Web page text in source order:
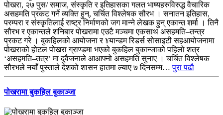
पोखरा, २७ पुस/ समाज, संस्कृति र इतिहासका गलत भाष्यहरुविरुद्ध वैचारिक
असहमति प्रकट गर्ने व्यक्ति हुन्, चर्चित विश्लेषक सौरभ । सनातन इतिहास,
परम्परा र संस्कृतिलाई राष्ट्र निर्माणको जग मान्ने लेखक हुन् एकान्त शर्मा । तिनै
सौरभ र एकान्तले शनिबार पोखरामा एउटै मञ्चमा एकसाथ असहमति–तन्त्र
प्रकट गरे । बुकहिलको आयोजना र ¥यान्डम रिडर्स सोसाइटी सहआयोजनामा
पोखराको होटल पोखरा ग्राण्डमा भएको बुकहिल बुकान्जाको पहिलो शत्र
‘असहमति–तत्र’ मा दुवैजनाले आआफ्नो असहमति सुनाए । चर्चित विश्लेषक
सौरभले नयाँ पुस्ताले देशको शासन हातमा ल्याए ७ दिनसम्म…पुरा पढौ
पोखरामा बुकहिल बुकाञ्जा